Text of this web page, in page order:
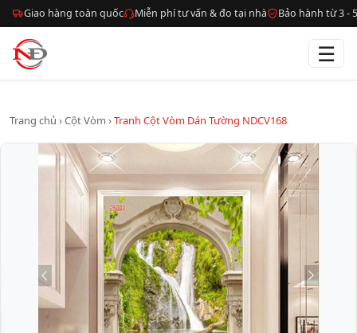
Giao hàng toàn quốc Miễn phí tư vấn & đo tại nhà Bảo hành từ 3 -
☰
Trang chủ ›Cột Vòm ›Tranh Cột Vòm Dán Tường NDCV168